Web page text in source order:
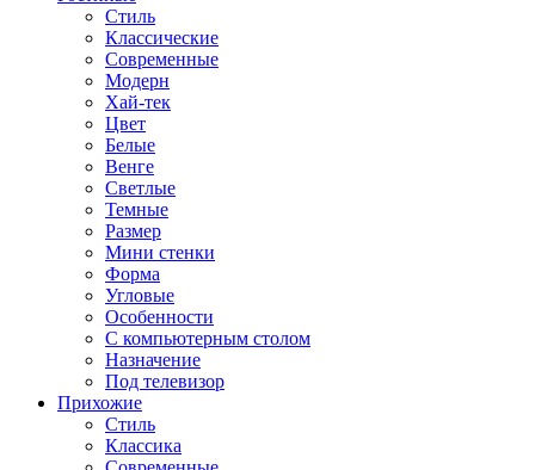
Стиль
Классические
Современные
Модерн
Хай-тек
Цвет
Белые
Венге
Светлые
Темные
Размер
Мини стенки
Форма
Угловые
Особенности
С компьютерным столом
Назначение
Под телевизор
Прихожие
Стиль
Классика